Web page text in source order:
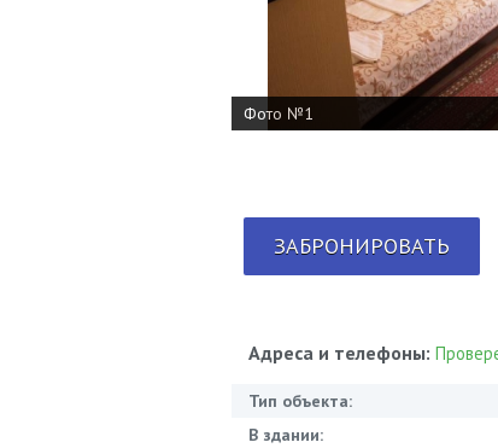
Фото №1
ЗАБРОНИРОВАТЬ
Адреса и телефоны:
Тип объекта:
В здании: